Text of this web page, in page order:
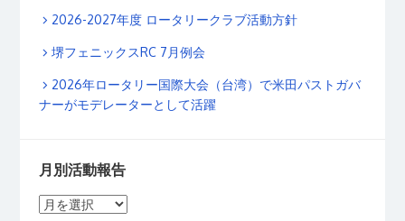
2026-2027年度 ロータリークラブ活動方針
堺フェニックスRC 7月例会
2026年ロータリー国際大会（台湾）で米田パストガバ
ナーがモデレーターとして活躍
月別活動報告
月